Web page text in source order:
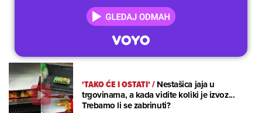
'TAKO ĆE I OSTATI'/Nestašica jaja u
trgovinama, a kada vidite koliki je izvoz...
Trebamo li se zabrinuti?